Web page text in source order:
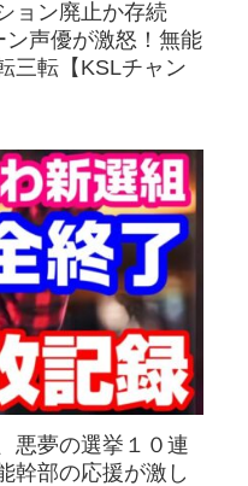
ョン廃止か存続
声優が激怒！無能
三転【KSLチャン
悪夢の選挙１０連
幹部の応援が激し